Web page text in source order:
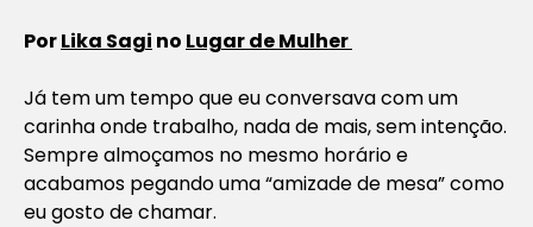
PorLika Sagi no Lugar de Mulher
Já tem um tempo que eu conversava com um
carinha onde trabalho, nada de mais, sem intenção.
Sempre almoçamos no mesmo horário e
acabamos pegando uma “amizade de mesa” como
eu gosto de chamar.